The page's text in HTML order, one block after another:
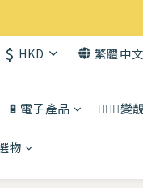
$ HKD 繁體中文
🔋電子產品 💆🏻‍♀️變
物